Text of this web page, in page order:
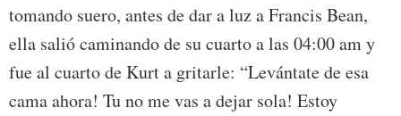
tomando suero, antes de dar a luz a Francis Bean,
ella salió caminando de su cuarto a las 04:00 am y
fue al cuarto de Kurt a gritarle: “Levántate de esa
cama ahora! Tu no me vas a dejar sola! Estoy